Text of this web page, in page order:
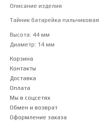
Описание изделия
Тайник батарейка пальчиковая
Высота: 44 мм
Диаметр: 14 мм
Корзина
Контакты
Доставка
Оплата
Мы в соцсетях
Обмен и возврат
Оформление заказа